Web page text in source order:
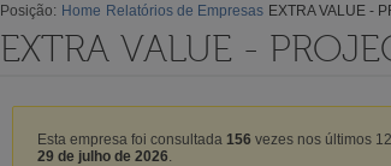
Posição: Home Relatórios de Empresas EXTRA VALUE -
EXTRA VALUE -
Esta empresa foi consultada 156 vezes nos últimos
29 de julho de 2026